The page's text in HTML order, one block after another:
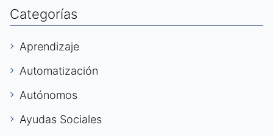
Categorías
Aprendizaje
Automatización
Autónomos
Ayudas Sociales